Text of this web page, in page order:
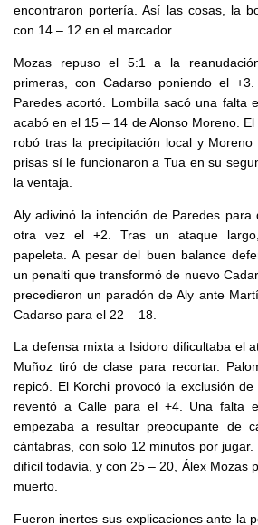
encontraron portería. Así las cosas, la
con 14 – 12 en el marcador.
Mozas repuso el 5:1 a la
primeras, con Cadarso poniendo el
Paredes acortó. Lombilla sacó una falta
acabó en el 15 – 14 de Alonso Moreno. El
robó tras la precipitación local y
prisas sí le funcionaron a Tua en su
la ventaja.
Aly adivinó la intención de Paredes para
otra vez el +2. Tras un ataque
papeleta. A pesar del buen balance
un penalti que transformó de nuevo
precedieron un paradón de Aly ante
Cadarso para el 22 – 18.
La defensa mixta a Isidoro dificultaba el
Muñoz tiró de clase para recortar.
repicó. El Korchi provocó la exclusión
reventó a Calle para el +4. Una falta
empezaba a resultar preocupante de
cántabras, con solo 12 minutos por
difícil todavía, y con 25 – 20, Álex Mozas
muerto.
Fueron inertes sus explicaciones ante la